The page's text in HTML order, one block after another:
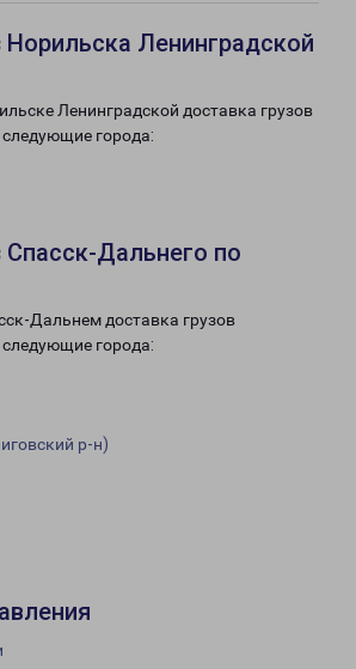
Ленинградской
Ленинградской доставка грузов
города:
Дальнего по
Дальнем доставка грузов
города:
р-н)